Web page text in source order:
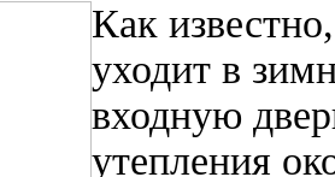
Как
уходит в
входную
утепления